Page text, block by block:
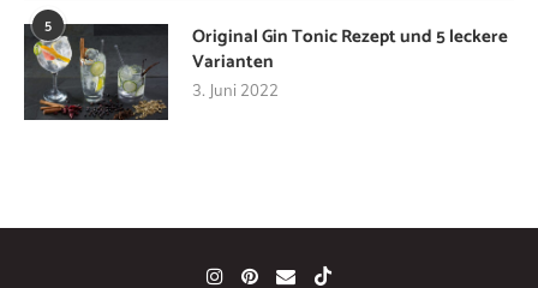
5
Original Gin Tonic Rezept und 5 leckere
Varianten
3. Juni 2022